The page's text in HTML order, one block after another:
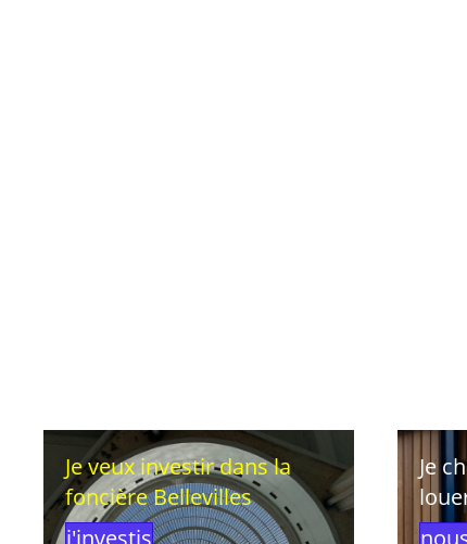
Je veux investir dans la
foncière Bellevilles
Je